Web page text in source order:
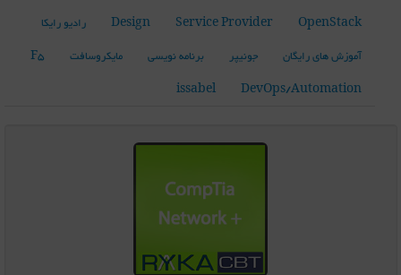
OpenStack
Service Provider
Design
رادیو رایکا
آموزش های رایگان
جونیپر برنامه نویسی مایکروسافت
F5
DevOps/Automation
issabel